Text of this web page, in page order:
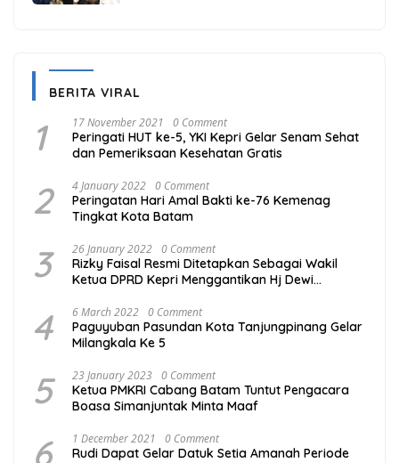
BERITA VIRAL
1 17 November 2021 0 Comment
Peringati HUT ke-5, YKI Kepri Gelar Senam Sehat
dan Pemeriksaan Kesehatan Gratis
2 4 January 2022 0 Comment
Peringatan Hari Amal Bakti ke-76 Kemenag
Tingkat Kota Batam
3 26 January 2022 0 Comment
Rizky Faisal Resmi Ditetapkan Sebagai Wakil
Ketua DPRD Kepri Menggantikan Hj Dewi
4 6 March 2022 0 Comment
Paguyuban Pasundan Kota Tanjungpinang Gelar
Milangkala Ke 5
5 23 January 2023 0 Comment
Ketua PMKRI Cabang Batam Tuntut Pengacara
Boasa Simanjuntak Minta Maaf
6 1 December 2021 0 Comment
Rudi Dapat Gelar Datuk Setia Amanah Periode